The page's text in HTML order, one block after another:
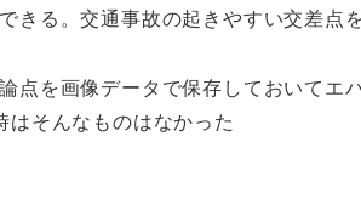
きる。交通事故の起きやすい交差点
点を画像データで保存しておいてエ
そんなものはなかった